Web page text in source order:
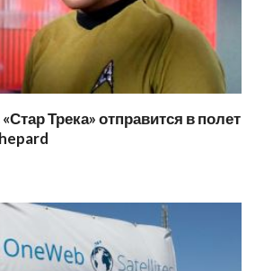
Трека» отправится в полет